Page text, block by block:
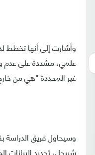
وأشارت إلى أنها تخطط
علمي، مشددة على عدم
غير المحددة "هي من
وسيحاول فريق الدراسة
شبيجل، تحديد البيانات